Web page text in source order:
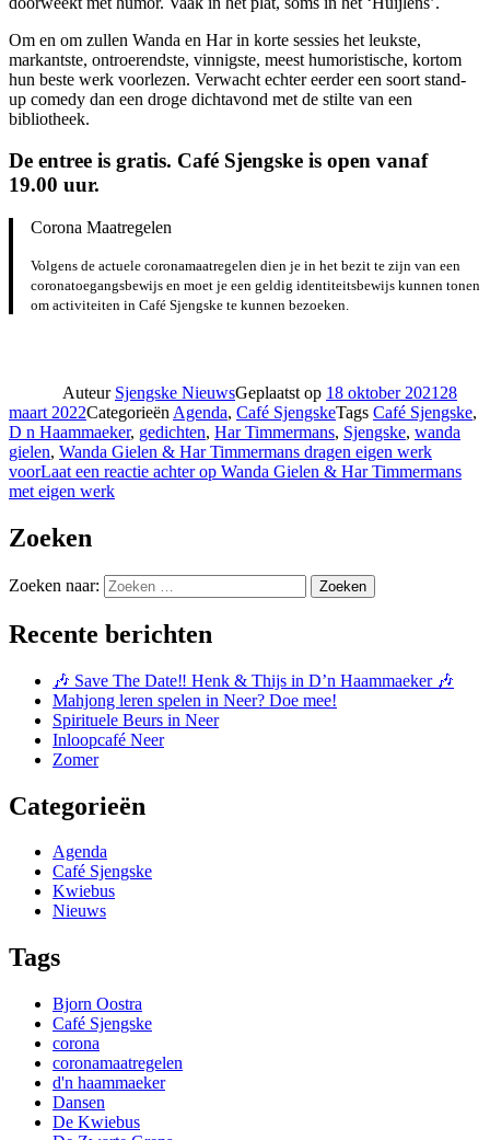
Om en om zullen Wanda en Har in korte sessies het leukste,
markantste, ontroerendste, vinnigste, meest humoristische, kortom
hun beste werk voorlezen. Verwacht echter eerder een soort stand-
up comedy dan een droge dichtavond met de stilte van een
bibliotheek.
De entree is gratis. Café Sjengske is open vanaf
19.00 uur.
Corona Maatregelen
Volgens de actuele coronamaatregelen dien je in het bezit te zijn van een
coronatoegangsbewijs en moet je een geldig identiteitsbewijs kunnen tonen
om activiteiten in Café Sjengske te kunnen bezoeken.
Auteur Sjengske NieuwsGeplaatst op 18 oktober 2021 28
maart 2022Categorieën Agenda, Café SjengskeTags Café Sjengske,
D n Haammaeker, gedichten, Har Timmermans, Sjengske, wanda
gielen, Wanda Gielen & Har Timmermans dragen eigen werk
voorLaat een reactie achterop Wanda Gielen & Har Timmermans
met eigen werk
Zoeken
Zoeken naar: Zoeken
Recente berichten
🎶 Save The Date‼️ Henk & Thijs in D’n Haammaeker 🎶
Mahjong leren spelen in Neer? Doe mee!
Spirituele Beurs in Neer
Inloopcafé Neer
Zomer
Categorieën
Agenda
Café Sjengske
Kwiebus
Nieuws
Tags
Bjorn Oostra
Café Sjengske
corona
coronamaatregelen
d'n haammaeker
Dansen
De Kwiebus